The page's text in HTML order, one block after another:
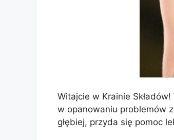
Witajcie w Krainie
w opanowaniu problemów
głębiej, przyda się pomoc